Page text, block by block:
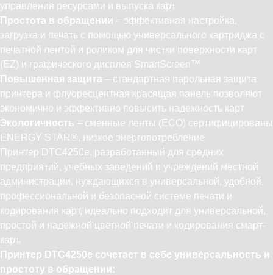
управления ресурсами и выпуска карт
Простота в обращении – эффективная настройка,
загрузка и печать с помощью универсального картриджа с
печатной лентой и роликом для чистки поверхности карт
(EZ) и графического дисплея SmartScreen™
Повышенная защита – стандартная парольная защита
принтера и флуоресцентная красящая панель позволяют
экономично и эффективно повысить надежность карт
Экологичность – сменные ленты (ECO) сертифицированы
ENERGY STAR®, низкое энергопотребление
Принтер DTC4250e, разработанный для средних
предприятий, учебных заведений и учреждений местной
администрации, нуждающихся в универсальной, удобной,
профессиональной и безопасной системе печати и
кодирования карт, идеально подходит для универсальной,
простой и надежной цветной печати и кодирования смарт-
карт.
Принтер DTC4250e сочетает в себе универсальность и
простоту в обращении: